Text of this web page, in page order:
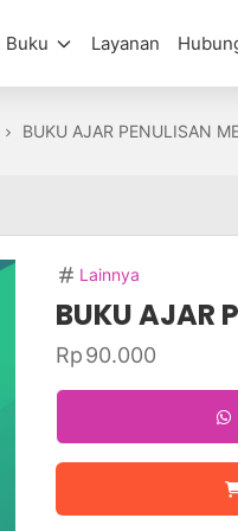
Buku Layanan
BUKU AJAR PENULISAN
Lainnya
BUKU AJAR
Rp90.000